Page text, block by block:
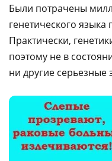
Были потрачены
генетического языка
Практически,
поэтому не в
ни другие серьезные